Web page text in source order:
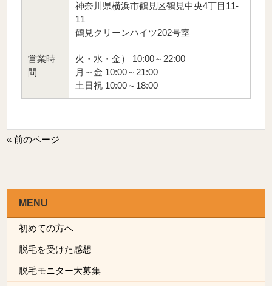
神奈川県横浜市鶴見区鶴見中央4丁目11-
11
鶴見クリーンハイツ202号室
営業時
間
火・水・金） 10:00～22:00
月～金 10:00～21:00
土日祝 10:00～18:00
« 前のページ
MENU
初めての方へ
脱毛を受けた感想
脱毛モニター大募集